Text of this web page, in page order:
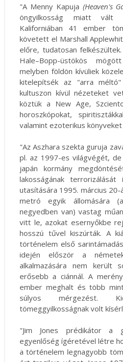
"A Menny Kapuja (Heaven's
öngyilkosság miatt vált
Kaliforniában 41 ember
követett el Marshall
előre, tudatosan
Hale–Bopp-üstökös
melyben földön kívüliek
kitelepítsék az "arra
kultuszon kívül nézeteket
köztük a New Age,
horoszkópokat,
valamint ezoterikus könyveket
"Az Aszhara szekta guruja
pl. az 1997-es világvégét,
japán kormány
lakosságának terrorizálását
utasítására 1995. március
metró egyik állomására
negyedben van) vastag
vitt le, azokat esernyőkbe
hosszú tűvel kiszúrták. A
történelem első
idején először a
alkalmazására nem került
erősebb a ciánnál. A
ember meghalt és több
súlyos mérgezést.
tömeggyilkosságnak volt
"Jim Jones prédikátor a
egyenlőség ígéretével létre
a történelem legnagyobb